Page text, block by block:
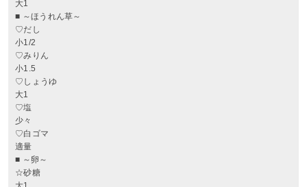
大1
■ ～ほうれん草～
♡だし
小1/2
♡みりん
小1.5
♡しょうゆ
大1
♡塩
少々
♡白ゴマ
適量
■ ～卵～
☆砂糖